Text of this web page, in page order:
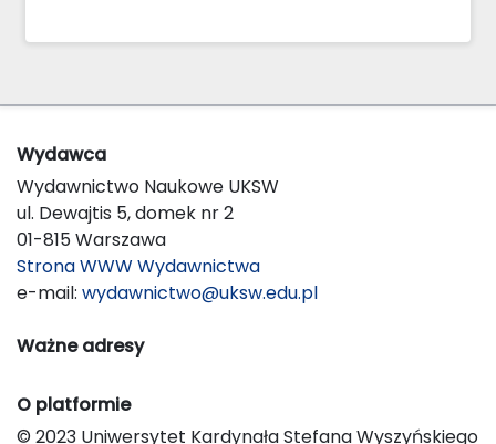
Wydawca
Wydawnictwo Naukowe UKSW
ul. Dewajtis 5, domek nr 2
01-815 Warszawa
Strona WWW Wydawnictwa
e-mail: wydawnictwo@uksw.edu.pl
Ważne adresy
O platformie
© 2023 Uniwersytet Kardynała Stefana Wyszyńskiego